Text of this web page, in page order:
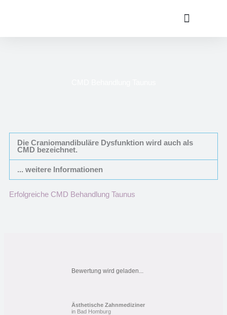
Die Craniomandibuläre Dysfunktion wird auch als
CMD bezeichnet.
... weitere Informationen
Erfolgreiche CMD Behandlung Taunus
Bewertung wird geladen...
Ästhetische Zahnmediziner
in Bad Homburg